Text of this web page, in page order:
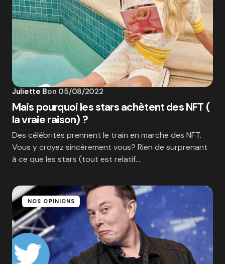
Juliette Bon 05/08/2022
Mais pourquoi les stars achètent des NFT (
la vraie raison) ?
Des célébrités prennent le train en marche des NFT.
Vous y croyez sincèrement vous? Rien de surprenant
à ce que les stars (tout est relatif…
NOS OPINIONS